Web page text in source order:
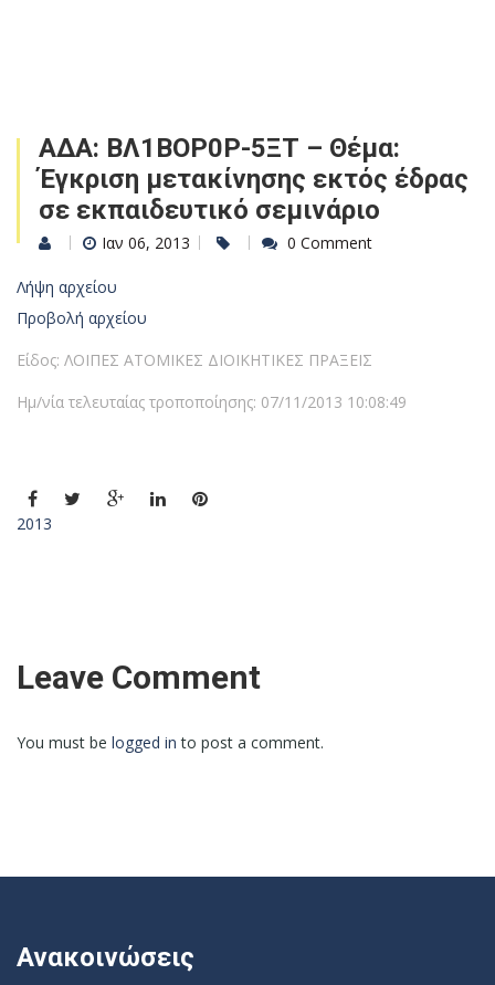
ΑΔΑ: ΒΛ1ΒΟΡ0Ρ-5ΞΤ – Θέμα:
Έγκριση μετακίνησης εκτός έδρας
σε εκπαιδευτικό σεμινάριο
Ιαν 06, 2013 0 Comment
Λήψη αρχείου
Προβολή αρχείου
Είδος: ΛΟΙΠΕΣ ΑΤΟΜΙΚΕΣ ΔΙΟΙΚΗΤΙΚΕΣ ΠΡΑΞΕΙΣ
Ημ/νία τελευταίας τροποποίησης: 07/11/2013 10:08:49
2013
Leave Comment
You must be logged in to post a comment.
Ανακοινώσεις